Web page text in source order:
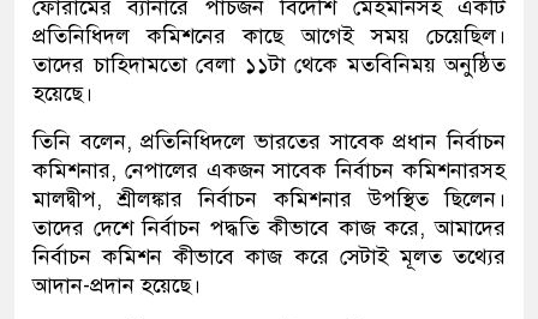
ফোরামের ব্যানারে পাঁচজন বিদেশি মেহমানসহ একটি
প্রতিনিধিদল কমিশনের কাছে আগেই সময় চেয়েছিল।
তাদের চাহিদামতো বেলা ১১টা থেকে মতবিনিময় অনুষ্ঠিত
হয়েছে।
তিনি বলেন, প্রতিনিধিদলে ভারতের সাবেক প্রধান নির্বাচন
কমিশনার, নেপালের একজন সাবেক নির্বাচন কমিশনারসহ
মালদ্বীপ, শ্রীলঙ্কার নির্বাচন কমিশনার উপস্থিত ছিলেন।
তাদের দেশে নির্বাচন পদ্ধতি কীভাবে কাজ করে, আমাদের
নির্বাচন কমিশন কীভাবে কাজ করে সেটাই মূলত তথ্যের
আদান-প্রদান হয়েছে।